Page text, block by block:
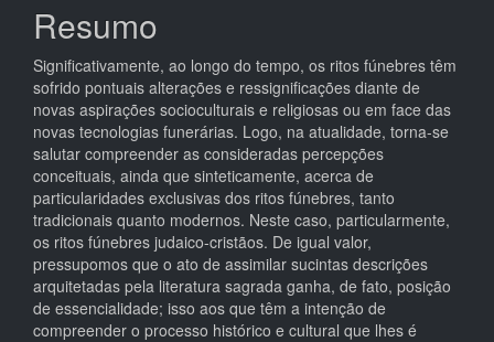
principal
Resumo
Significativamente, ao longo do tempo, os ritos fúnebres têm
sofrido pontuais alterações e ressignificações diante de
novas aspirações socioculturais e religiosas ou em face das
novas tecnologias funerárias. Logo, na atualidade, torna-se
salutar compreender as consideradas percepções
conceituais, ainda que sinteticamente, acerca de
particularidades exclusivas dos ritos fúnebres, tanto
tradicionais quanto modernos. Neste caso, particularmente,
os ritos fúnebres judaico-cristãos. De igual valor,
pressupomos que o ato de assimilar sucintas descrições
arquitetadas pela literatura sagrada ganha, de fato, posição
de essencialidade; isso aos que têm a intenção de
compreender o processo histórico e cultural que lhes é